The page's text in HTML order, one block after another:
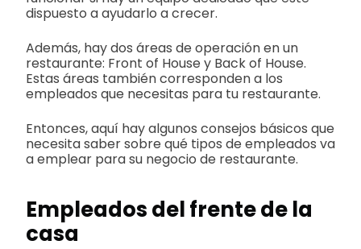
dispuesto a ayudarlo a crecer.
Además, hay dos áreas de operación en un
restaurante: Front of House y Back of House.
Estas áreas también corresponden a los
empleados que necesitas para tu restaurante.
Entonces, aquí hay algunos consejos básicos que
necesita saber sobre qué tipos de empleados va
a emplear para su negocio de restaurante.
Empleados del frente de la
casa